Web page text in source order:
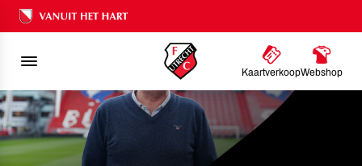
Ons nalatenschap
KaartverkoopWebshop